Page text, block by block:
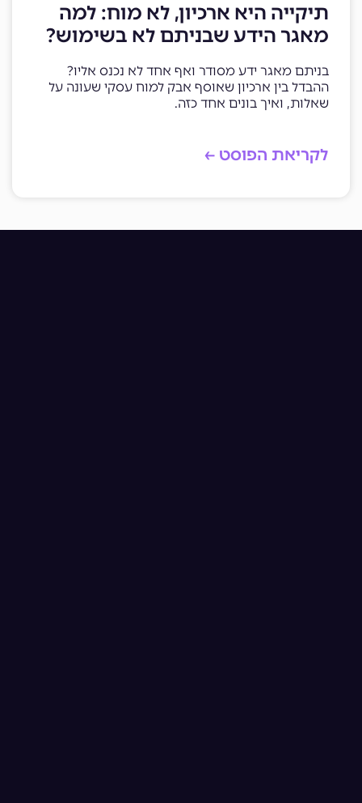
תיקייה היא ארכיון, לא מוח: למה
מאגר הידע שבניתם לא בשימוש?
בניתם מאגר ידע מסודר ואף אחד לא נכנס אליו?
ההבדל בין ארכיון שאוסף אבק למוח עסקי שעונה על
שאלות, ואיך בונים אחד כזה.
לקריאת הפוסט ←